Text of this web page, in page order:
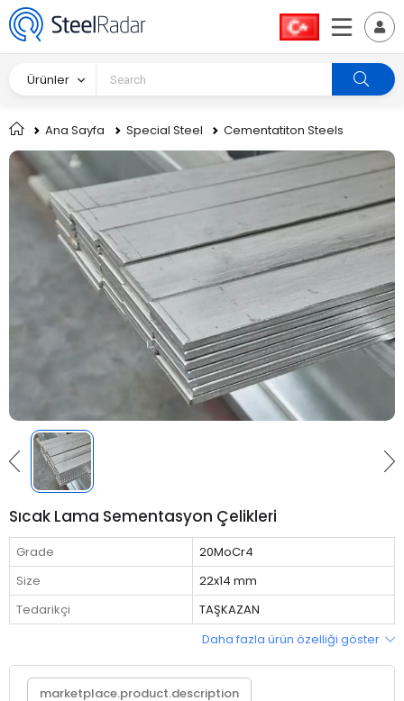
Ürünler
Ana Sayfa Special Steel Cementatiton Steels
Sıcak Lama Sementasyon Çelikleri
Grade
20MoCr4
Size
22x14 mm
Tedarikçi
TAŞKAZAN
Daha fazla ürün özelliği göster
marketplace.product.description